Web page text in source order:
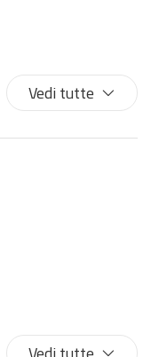
Vedi tutte